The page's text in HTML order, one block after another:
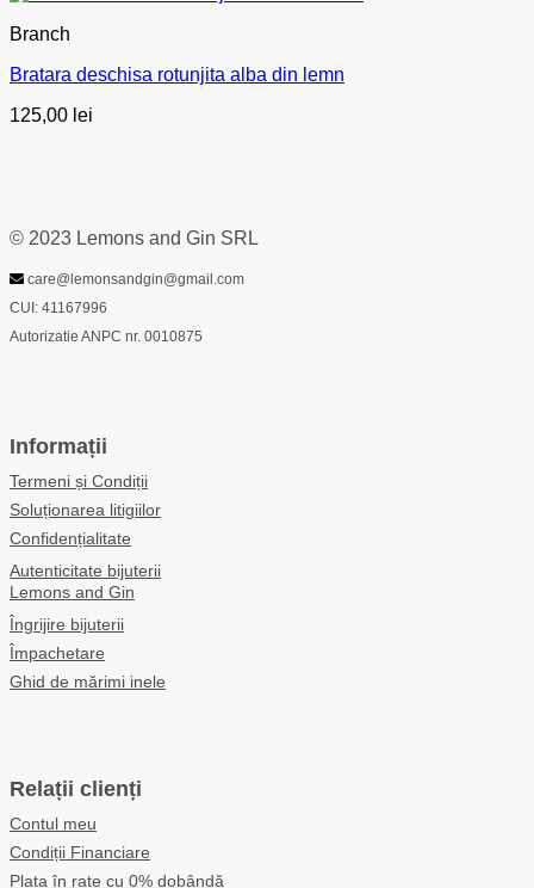
Branch
Bratara deschisa rotunjita alba din lemn
125,00 lei
© 2023 Lemons and Gin SRL
care@lemonsandgin@gmail.com
CUI: 41167996
Autorizatie ANPC nr. 0010875
Informații
Termeni și Condiții
Soluționarea litigiilor
Confidențialitate
Autenticitate bijuterii
Lemons and Gin
Îngrijire bijuterii
Împachetare
Ghid de mărimi inele
Relații clienți
Contul meu
Condiții Financiare
Plata în rate cu 0% dobândă